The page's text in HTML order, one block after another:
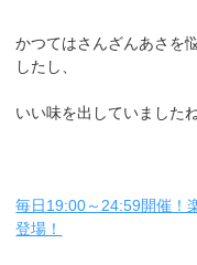
かつてはさんざんあさを
したし、
いい味を出していました
毎日19:00～24:59開催！
登場！